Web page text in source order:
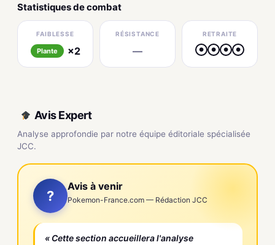
Statistiques de combat
FAIBLESSE
Plante ×2
RÉSISTANCE
—
RETRAITE
● ● ● ●
Avis Expert
Analyse approfondie par notre équipe éditoriale spécialisée
JCC.
?
Avis à venir
Pokemon-France.com — Rédaction JCC
« Cette section accueillera l'analyse